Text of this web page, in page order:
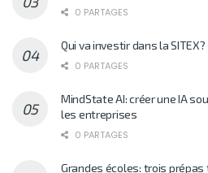
0 PARTAGES
Qui va investir dans la SITEX?
0 PARTAGES
MindState AI: créer une IA
les entreprises
0 PARTAGES
Grandes écoles: trois